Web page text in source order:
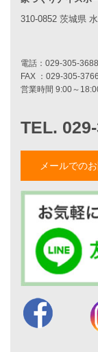
二世帯住宅を
リフォームを
家づくりストーリ
お客様の声
家づくりナイス
家づくりへの
スタッフ紹介
職人紹介
採用情報
お知らせ・イベ
斎藤亮のブログ
小薬淳一のブ
310-0852 茨城県
メールでの